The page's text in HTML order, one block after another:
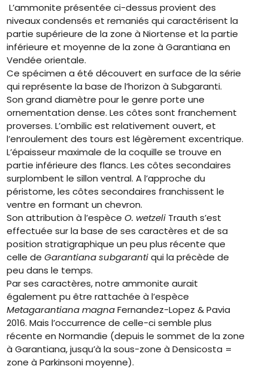
L’ammonite présentée ci-dessus provient des
niveaux condensés et remaniés qui caractérisent la
partie supérieure de la zone à Niortense et la partie
inférieure et moyenne de la zone à Garantiana en
Vendée orientale.
Ce spécimen a été découvert en surface de la série
qui représente la base de l’horizon à Subgaranti.
Son grand diamètre pour le genre porte une
ornementation dense. Les côtes sont franchement
proverses. L’ombilic est relativement ouvert, et
l’enroulement des tours est légèrement excentrique.
L’épaisseur maximale de la coquille se trouve en
partie inférieure des flancs. Les côtes secondaires
surplombent le sillon ventral. A l’approche du
péristome, les côtes secondaires franchissent le
ventre en formant un chevron.
Son attribution à l’espèceO. wetzeli Trauth s’est
effectuée sur la base de ses caractères et de sa
position stratigraphique un peu plus récente que
celle deGarantiana subgarantiqui la précède de
peu dans le temps.
Par ses caractères, notre ammonite aurait
également pu être rattachée à l’espèce
Metagarantiana magnaFernandez-Lopez & Pavia
2016. Mais l’occurrence de celle-ci semble plus
récente en Normandie (depuis le sommet de la zone
à Garantiana, jusqu’à la sous-zone à Densicosta =
zone à Parkinsoni moyenne).